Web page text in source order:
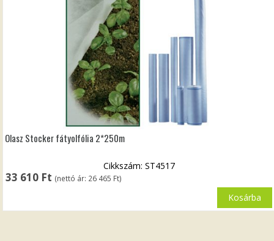
Olasz Stocker fátyolfólia 2*250m
33 610 Ft (nettó ár: 26 465 Ft)
Cikkszám: ST4517
Kosárba